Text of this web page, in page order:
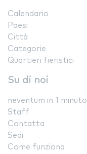
Calendario
Paesi
Città
Categorie
Quartieri fieristici
Su di noi
neventum in 1 minuto
Staff
Contatta
Sedi
Come funziona